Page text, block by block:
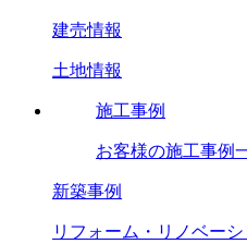
建売情報
土地情報
施工事例
お客様の施工事例
新築事例
リフォーム・リノベーシ